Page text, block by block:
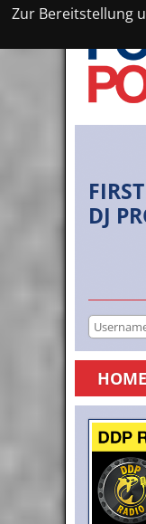
Zur Bereitstellung
DJ
HOME